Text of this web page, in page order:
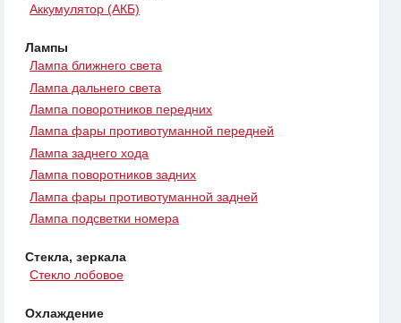
Аккумулятор (АКБ)
Лампы
Лампа ближнего света
Лампа дальнего света
Лампа поворотников передних
Лампа фары противотуманной передней
Лампа заднего хода
Лампа поворотников задних
Лампа фары противотуманной задней
Лампа подсветки номера
Стекла, зеркала
Стекло лобовое
Охлаждение